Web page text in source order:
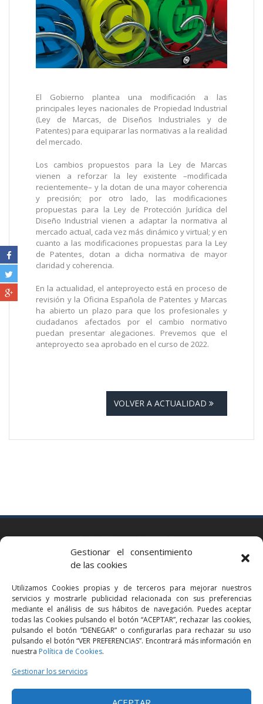
Gestionar el consentimiento
de las cookies
Utilizamos Cookies propias y de terceros para mejorar nuestros
servicios y mostrarle publicidad relacionada con sus preferencias
mediante el análisis de sus hábitos de navegación. Puedes aceptar
todas las Cookies pulsando el botón “ACEPTAR”, rechazar las cookies,
pulsando el botón “DENEGAR” o configurarlas para rechazar su uso
pulsando el botón “VER PREFERENCIAS”. Encontrará más información en
nuestra Política de Cookies.
Gestionar los servicios
El Gobierno plantea una modificación a las
principales leyes nacionales de Propiedad Industrial
(Ley de Marcas, de Diseños Industriales y de
Patentes) para equiparar las normativas a la realidad
del mercado.
Los cambios propuestos para la Ley de Marcas
vienen a reforzar la ley existente –modificada
recientemente– y la dotan de una mayor coherencia
y precisión; por otro lado, las modificaciones
propuestas para la Ley de Protección Jurídica del
Diseño Industrial vienen a adaptar la normativa al
mercado actual, cada vez más dinámico y virtual; y en
cuanto a las modificaciones propuestas para la Ley
de Patentes, dotan a dicha normativa de mayor
claridad y coherencia.
En la actualidad, el anteproyecto está en proceso de
revisión y la Oficina Española de Patentes y Marcas
ha abierto un plazo para que los profesionales y
ciudadanos afectados por el cambio normativo
puedan presentar alegaciones. Prevemos que el
anteproyecto sea aprobado en el curso de 2022.
VOLVER A ACTUALIDAD
Via Augusta 2 bis, 3º, 08006 Barcelona
bcn@bellavistalegal.eu
GRANOLLERS
C/ Sant Jaume, 16 1r, 08401 Granollers (Bcn)
+34 93 860 39 60
grn@bellavistalegal.eu
MADRID
C/ Serrano 114, 2º izq. 28006 Madrid.
+34 91 431 98 21 | +34 91 431 98 95